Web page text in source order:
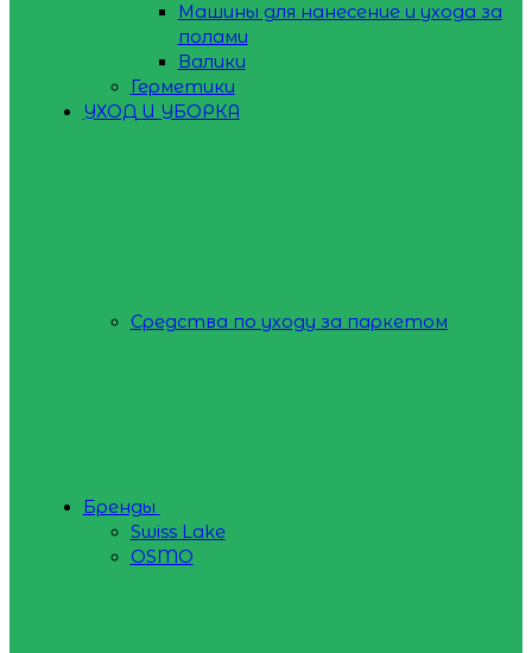
Машины для нанесение и ухода за
полами
Валики
Герметики
УХОД И УБОРКА
Средства по уходу за паркетом
Бренды
Swiss Lake
OSMO